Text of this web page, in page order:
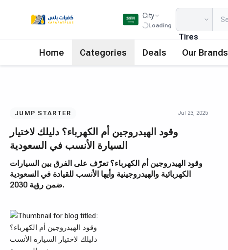
City
Loading
Tires
Home Categories Deals Our Brands
JUMP STARTER Jul 23, 2025
وقود الهيدروجين أم الكهرباء؟ دليلك لاختيار
السيارة الأنسب في السعودية
وقود الهيدروجين أم الكهرباء؟ تعرّف على الفرق بين السيارات
الكهربائية والهيدروجينية وأيها الأنسب للقيادة في السعودية
ضمن رؤية 2030.